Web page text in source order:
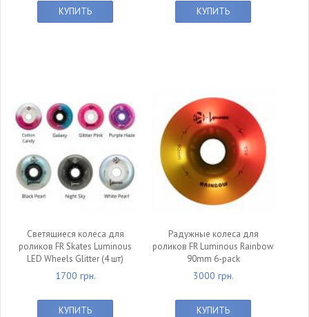
КУПИТЬ КУПИТЬ
Светящиеся колеса для
роликов FR Skates Luminous
LED Wheels Glitter (4 шт)
1700 грн.
КУПИТЬ
Радужные колеса для
роликов FR Luminous Rainbow
90mm 6-pack
3000 грн.
КУПИТЬ